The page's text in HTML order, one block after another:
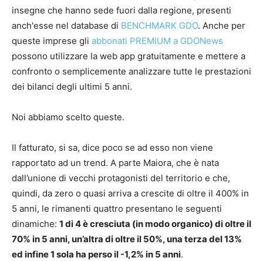
insegne che hanno sede fuori dalla regione, presenti
anch'esse nel database di BENCHMARK GDO. Anche per
queste imprese gli abbonati PREMIUM a GDONews
possono utilizzare la web app gratuitamente e mettere a
confronto o semplicemente analizzare tutte le prestazioni
dei bilanci degli ultimi 5 anni.
Noi abbiamo scelto queste.
Il fatturato, si sa, dice poco se ad esso non viene
rapportato ad un trend. A parte Maiora, che è nata
dall’unione di vecchi protagonisti del territorio e che,
quindi, da zero o quasi arriva a crescite di oltre il 400% in
5 anni, le rimanenti quattro presentano le seguenti
dinamiche: 1 di 4 è cresciuta (in modo organico) di oltre il
70% in 5 anni, un’altra di oltre il 50%, una terza del 13%
ed infine 1 sola ha perso il -1,2% in 5 anni.